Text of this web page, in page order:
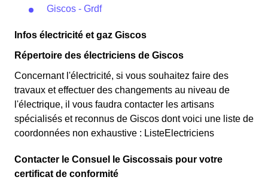
Giscos - Grdf
Infos électricité et gaz Giscos
Répertoire des électriciens de Giscos
Concernant l'électricité, si vous souhaitez faire des
travaux et effectuer des changements au niveau de
l'électrique, il vous faudra contacter les artisans
spécialisés et reconnus de Giscos dont voici une liste de
coordonnées non exhaustive : ListeElectriciens
Contacter le Consuel le Giscossais pour votre
certificat de conformité